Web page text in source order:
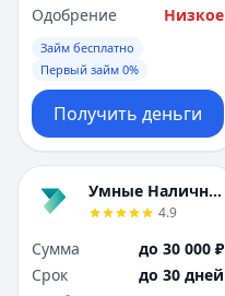
Одобрение
Низкое
Займ бесплатно
Первый займ 0%
Получить деньги
Умные Наличные
4.9
Сумма
до 30 000 ₽
Срок
до 30 дней